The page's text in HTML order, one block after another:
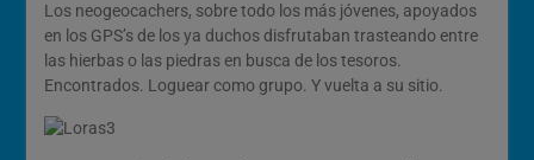
Los neogeocachers, sobre todo los más jóvenes, apoyados
en los GPS’s de los ya duchos disfrutaban trasteando entre
las hierbas o las piedras en busca de los tesoros.
Encontrados. Loguear como grupo. Y vuelta a su sitio.